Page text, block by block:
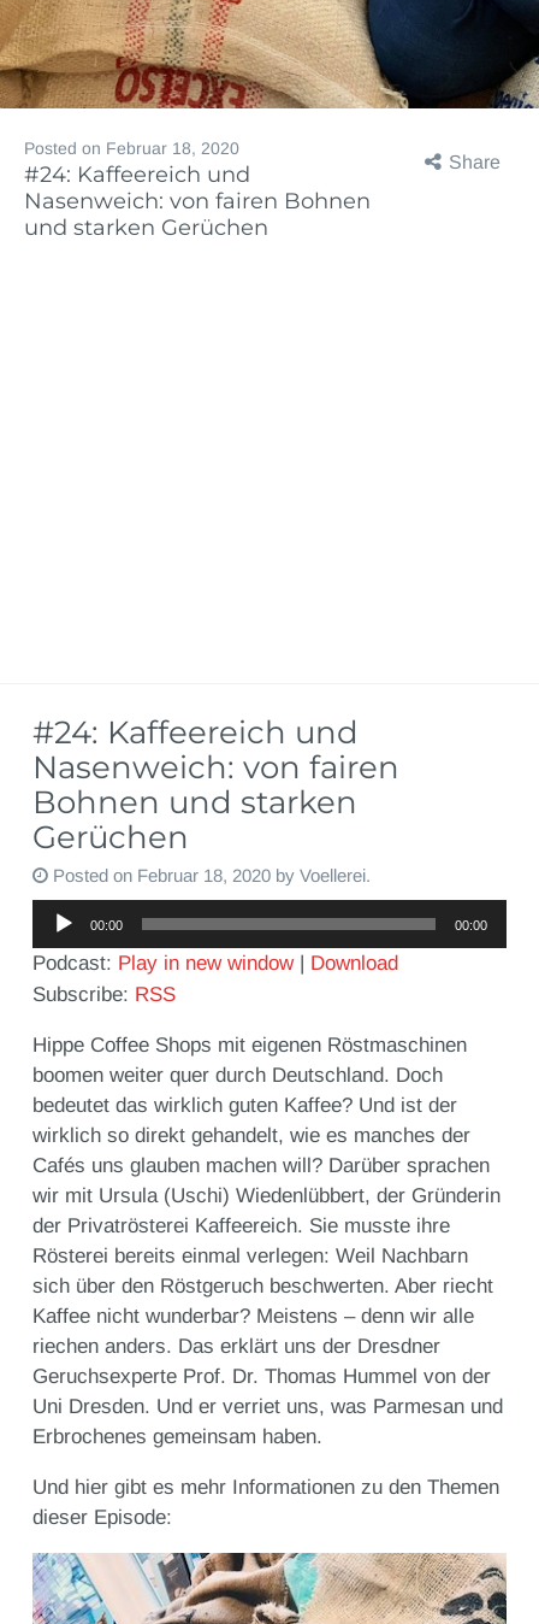
Share
Posted on Februar 18, 2020
#24: Kaffeereich und
Nasenweich: von fairen Bohnen
und starken Gerüchen
#24: Kaffeereich und
Nasenweich: von fairen
Bohnen und starken
Gerüchen
Posted on Februar 18, 2020by Voellerei.
Audio-
Player
00:00 00:00
Podcast: Play in new window| Download
Subscribe: RSS
Hippe Coffee Shops mit eigenen Röstmaschinen
boomen weiter quer durch Deutschland. Doch
bedeutet das wirklich guten Kaffee? Und ist der
wirklich so direkt gehandelt, wie es manches der
Cafés uns glauben machen will? Darüber sprachen
wir mit Ursula (Uschi) Wiedenlübbert, der Gründerin
der Privatrösterei Kaffeereich. Sie musste ihre
Rösterei bereits einmal verlegen: Weil Nachbarn
sich über den Röstgeruch beschwerten. Aber riecht
Kaffee nicht wunderbar? Meistens – denn wir alle
riechen anders. Das erklärt uns der Dresdner
Geruchsexperte Prof. Dr. Thomas Hummel von der
Uni Dresden. Und er verriet uns, was Parmesan und
Erbrochenes gemeinsam haben.
Und hier gibt es mehr Informationen zu den Themen
dieser Episode: